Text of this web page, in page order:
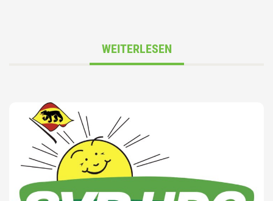
WEITERLESEN